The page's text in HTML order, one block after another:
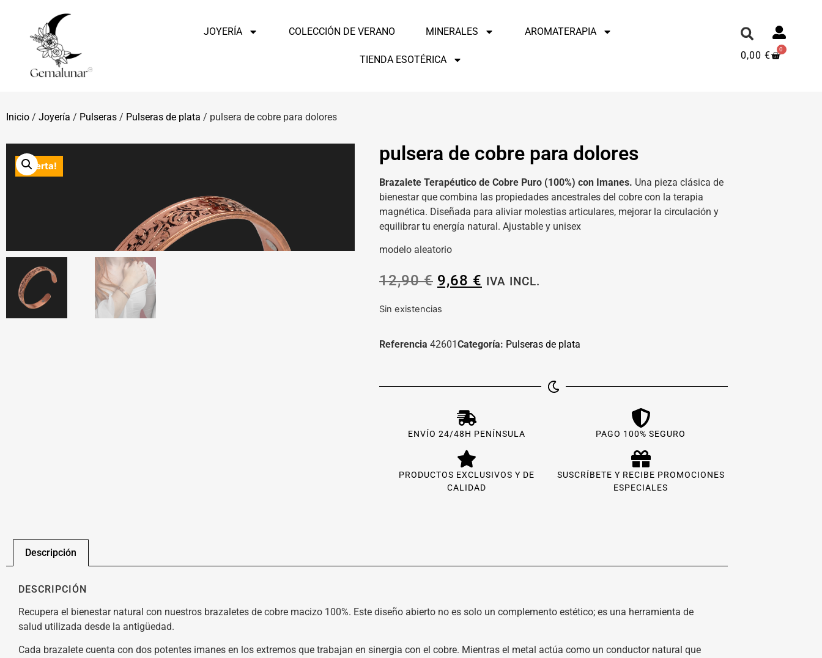
JOYERÍA COLECCIÓN DE VERANO MINERALES AROMATERAPIA
TIENDA ESOTÉRICA 0,00 €
0
Inicio / Joyería / Pulseras / Pulseras de plata / pulsera de cobre para dolores
¡Oferta!
pulsera de cobre para dolores
Brazalete Terapéutico de Cobre Puro (100%) con Imanes. Una pieza clásica de
bienestar que combina las propiedades ancestrales del cobre con la terapia
magnética. Diseñada para aliviar molestias articulares, mejorar la circulación y
equilibrar tu energía natural. Ajustable y unisex
modelo aleatorio
12,90€ 9,68 € IVA INCL.
Sin existencias
Referencia 42601Categoría: Pulseras de plata
ENVÍO 24/48H PENÍNSULA PAGO 100% SEGURO
PRODUCTOS EXCLUSIVOS Y DE
CALIDAD
SUSCRÍBETE Y RECIBE PROMOCIONES
ESPECIALES
Descripción
DESCRIPCIÓN
Recupera el bienestar natural con nuestros brazaletes de cobre macizo 100%. Este diseño abierto no es solo un complemento estético; es una herramienta de
salud utilizada desde la antigüedad.
Cada brazalete cuenta con dos potentes imanes en los extremos que trabajan en sinergia con el cobre. Mientras el metal actúa como un conductor natural que